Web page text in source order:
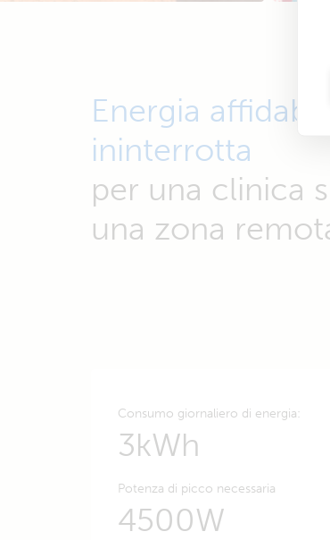
Energia
ininterrotta
per una clinica
una zona
Consumo giornaliero di energia:
3kWh
Potenza di picco necessaria
4500W